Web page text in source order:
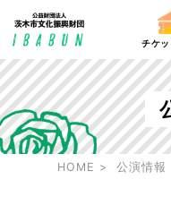
チケッ
HOME 公演情報